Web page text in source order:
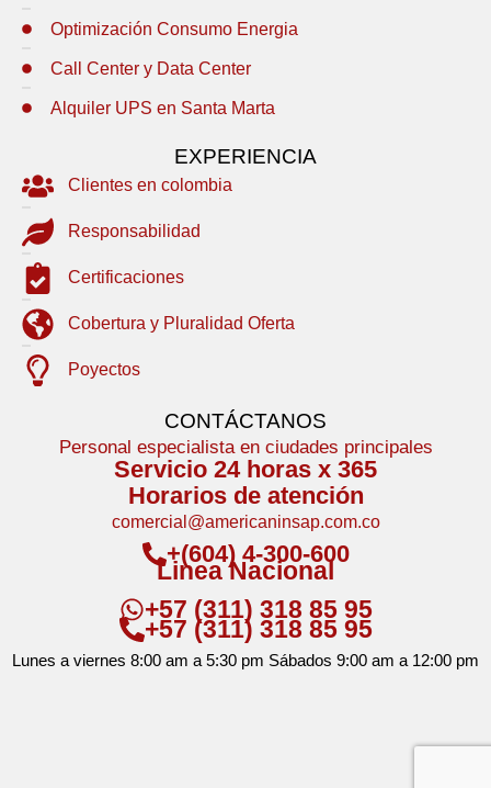
Optimización Consumo Energia
Call Center y Data Center
Alquiler UPS en Santa Marta
EXPERIENCIA
Clientes en colombia
Responsabilidad
Certificaciones
Cobertura y Pluralidad Oferta
Poyectos
CONTÁCTANOS
Personal especialista en ciudades principales
Servicio 24 horas x 365
Horarios de atención
comercial@americaninsap.com.co
+(604) 4-300-600
Linea Nacional
+57 (311) 318 85 95
+57 (311) 318 85 95
Lunes a viernes 8:00 am a 5:30 pm Sábados 9:00 am a 12:00 pm